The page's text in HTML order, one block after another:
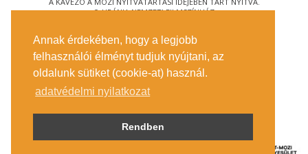
Annak érdekében, hogy a legjobb
felhasználói élményt tudjuk nyújtani, az
oldalunk sütiket (cookie-at) használ.
adatvédelmi nyilatkozat
Rendben
© URÁNIA NEMZETI FILMSZÍNHÁZ
1088 BUDAPEST, RÁKÓCZI ÚT 21.
MEGKÖZELÍTÉS
JEGYINFORMÁCIÓ
ÍRJON NEKÜNK!
KÖZÉRDEKŰ ADATOK